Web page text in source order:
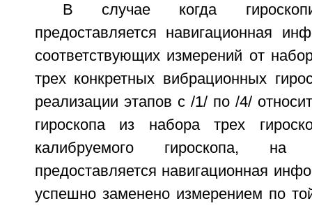
В случае когда
предоставляется навигационная
соответствующих измерений от
трех конкретных вибрационных
реализации этапов с /1/ по /4/
гироскопа из набора трех
калибруемого гироскопа, на
предоставляется навигационная
успешно заменено измерением по